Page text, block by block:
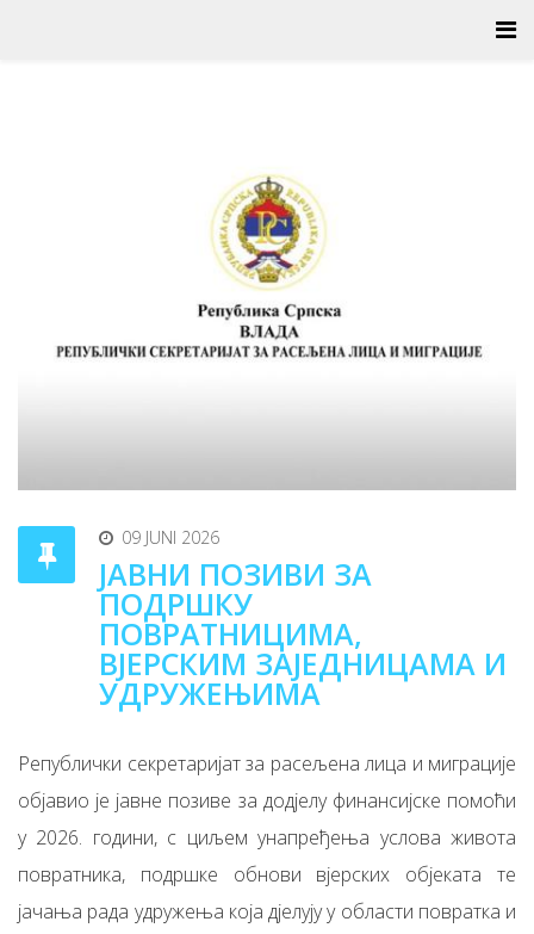
09 JUNI 2026
ЈАВНИ ПОЗИВИ ЗА
ПОДРШКУ
ПОВРАТНИЦИМА,
ВЈЕРСКИМ ЗАЈЕДНИЦАМА И
УДРУЖЕЊИМА
Републички секретаријат за расељена лица и миграције
објавио је јавне позиве за додјелу финансијске помоћи
у 2026. години, с циљем унапређења услова живота
повратника, подршке обнови вјерских објеката те
јачања рада удружења која дјелују у области повратка и